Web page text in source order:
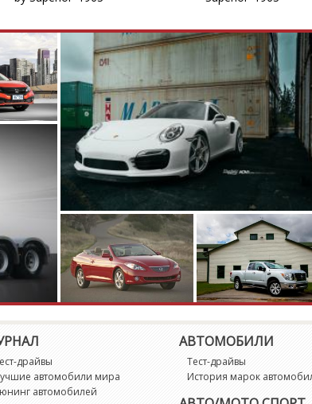
драйвы
автомобили мира
автомобилей
АВТОМОБИЛИ
Тест-драйвы
История марок